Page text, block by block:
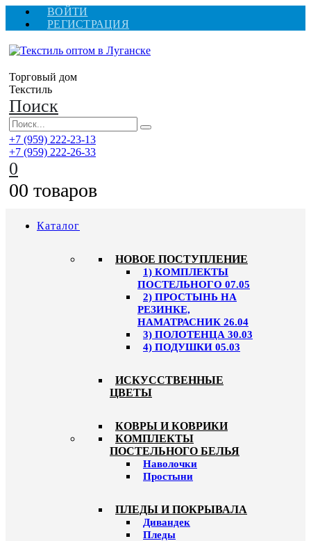
ВОЙТИ
РЕГИСТРАЦИЯ
Торговый дом
Текстиль
Поиск
+7 (959) 222-23-13
+7 (959) 222-26-33
0
00 товаров
Каталог
HОВОЕ ПОСТУПЛЕНИЕ
1) КОМПЛЕКТЫ
ПОСТЕЛЬНОГО 07.05
2) ПРОСТЫНЬ НА
РЕЗИНКЕ,
НАМАТРАСНИК 26.04
3) ПОЛОТЕНЦА 30.03
4) ПОДУШКИ 05.03
ИСКУССТВЕННЫЕ
ЦВЕТЫ
КОВРЫ И КОВРИКИ
КОМПЛЕКТЫ
ПОСТЕЛЬНОГО БЕЛЬЯ
Наволочки
Простыни
ПЛЕДЫ И ПОКРЫВАЛА
Дивандек
Пледы